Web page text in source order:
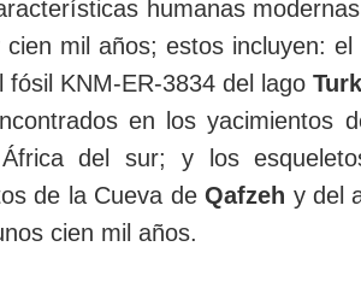
humanas
cien mil años; estos incluyen:
fósil KNM-ER-3834 del lago
en los yacimientos
del sur; y los
de la Cueva deQafzeh y del
cien mil años.